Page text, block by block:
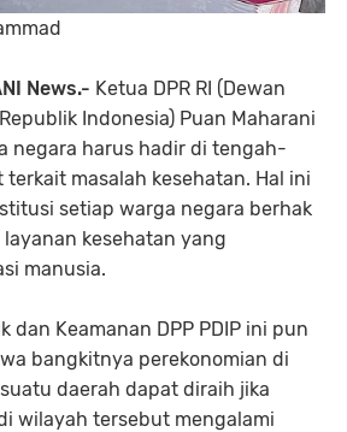
News.- Ketua DPR RI (Dewan
Indonesia) Puan Maharani
negara harus hadir di tengah-
masalah kesehatan. Hal ini
setiap warga negara berhak
kesehatan yang
manusia.
dan Keamanan DPP PDIP ini pun
bangkitnya perekonomian di
daerah dapat diraih jika
wilayah tersebut mengalami